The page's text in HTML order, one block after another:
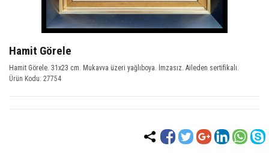
Hamit Görele
Hamit Görele. 31x23 cm. Mukavva üzeri yağlıboya. İmzasız. Aileden sertifikalı.
Ürün Kodu: 27754